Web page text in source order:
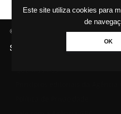
Este site utiliza cookies para
de
OK
© Agência GBC. Aqui tem notícia. Todos
SAIBA MAIS SOBRE A